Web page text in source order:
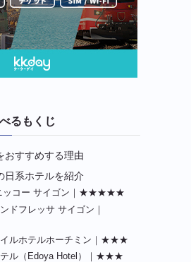
るもくじ
おすすめする理由
日系ホテルを紹介
ッコー サイゴン｜★★★★★
ドフレッサ サイゴン｜
イルホテルホーチミン｜★★★
テル（Edoya Hotel）｜★★★